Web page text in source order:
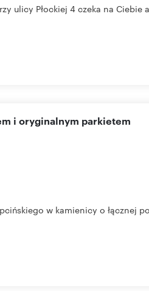
ulicy Płockiej 4 czeka na
i oryginalnym parkietem
w kamienicy o łącznej